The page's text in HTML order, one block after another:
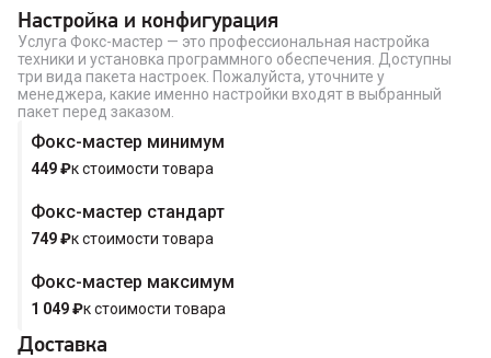
Купить в 1 клик
Настройка и конфигурация
Услуга Фокс-мастер — это профессиональная настройка
техники и установка программного обеспечения. Доступны
три вида пакета настроек. Пожалуйста, уточните у
менеджера, какие именно настройки входят в выбранный
пакет перед заказом.
Фокс-мастер минимум
449₽к стоимости товара
Фокс-мастер стандарт
749₽к стоимости товара
Фокс-мастер максимум
1 049₽к стоимости товара
Доставка